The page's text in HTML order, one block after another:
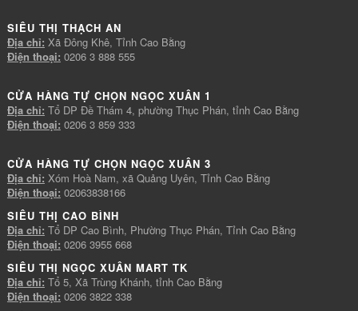
SIÊU THỊ THẠCH AN
Địa chỉ: Xã Đông Khê, Tỉnh Cao Bằng
Điện thoại: 0206 3 888 555
CỬA HÀNG TỰ CHỌN NGỌC XUÂN 1
Địa chỉ: Tổ DP Đề Thám 4, phường Thục Phán, tỉnh Cao Bằng
Điện thoại: 0206 3 859 333
CỬA HÀNG TỰ CHỌN NGỌC XUÂN 3
Địa chỉ: Xóm Hoà Nam, xã Quảng Uyên, Tỉnh Cao Bằng
Điện thoại: 02063838166
SIÊU THỊ CAO BÌNH
Địa chỉ: Tổ DP Cao Bình, Phường Thục Phán, Tỉnh Cao Bằng
Điện thoại: 0206 3955 668
SIÊU THỊ NGỌC XUÂN MART TK
Địa chỉ: Tổ 5, Xã Trùng Khánh, tỉnh Cao Bằng
Điện thoại: 0206 3822 338